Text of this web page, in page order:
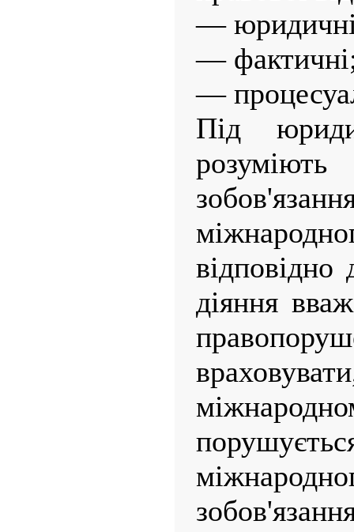
—
—
—
Під
розуміють
діяння